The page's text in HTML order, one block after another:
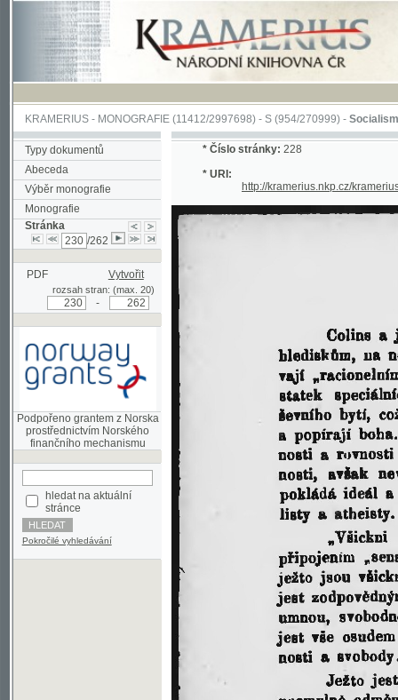
KRAMERIUS-MONOGRAFIE(11412/2997698) -S (954/270999)-Socialismus naší
Typy dokumentů
Abeceda
Výběr monografie
Monografie
Stránka
/262
PDF Vytvořit
rozsah stran: (max. 20)
Podpořeno grantem z Norska
prostřednictvím Norského
hledat na aktuální
stránce
Pokročilé vyhledávání
http://kramerius.nkp.cz/kramerius/